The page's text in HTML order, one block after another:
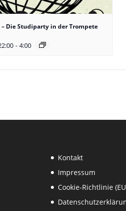
Die Studiparty in der Trompete
- 4:00
Kontakt
Impressum
Cookie-Richtlinie